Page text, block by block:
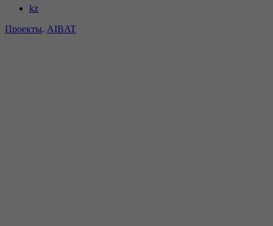
kz
Проекты. AIBAT